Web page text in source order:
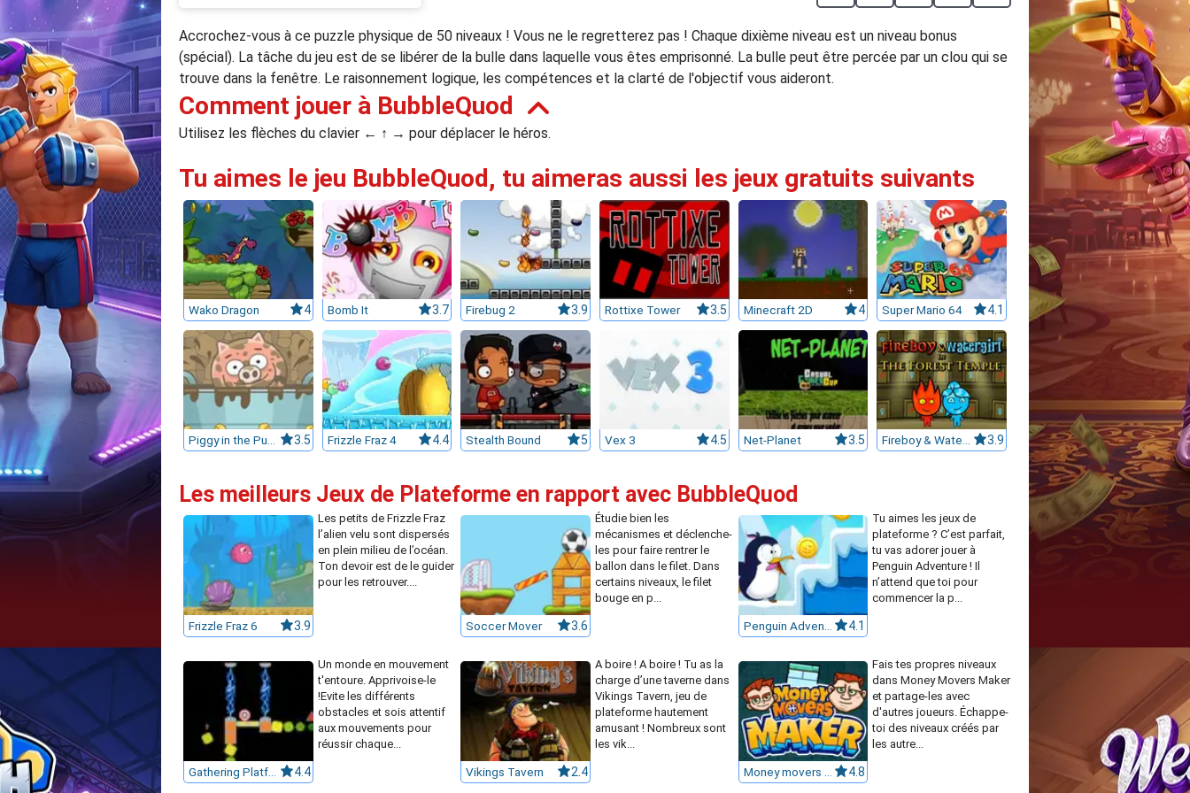
Accrochez-vous à ce puzzle physique de 50 niveaux ! Vous ne le regretterez pas ! Chaque dixième niveau est un niveau bonus
(spécial). La tâche du jeu est de se libérer de la bulle dans laquelle vous êtes emprisonné. La bulle peut être percée par un clou qui se
trouve dans la fenêtre. Le raisonnement logique, les compétences et la clarté de l'objectif vous aideront.
Comment jouer à BubbleQuod
Utilisez les flèches du clavier ← ↑ → pour déplacer le héros.
Tu aimes le jeu BubbleQuod, tu aimeras aussi les jeux gratuits suivants
Wako Dragon 4 Bomb It 3.7 Firebug 2 3.9 Rottixe Tower 3.5 Minecraft 2D 4 Super Mario 64 4.1
Piggy in the Puddle 3.5 Frizzle Fraz 4 4.4 Stealth Bound 5 Vex 3 4.5 Net-Planet 3.5 Fireboy & Watergirl in The Forest Temple 3.9
Les meilleurs Jeux de Plateforme en rapport avec BubbleQuod
Frizzle Fraz 6 3.9
Les petits de Frizzle Fraz
l’alien velu sont dispersés
en plein milieu de l’océan.
Ton devoir est de le guider
pour les retrouver....
Soccer Mover 3.6
Étudie bien les
mécanismes et déclenche-
les pour faire rentrer le
ballon dans le filet. Dans
certains niveaux, le filet
bouge en p...
4.1
Tu aimes les jeux de
plateforme ? C’est parfait,
tu vas adorer jouer à
Penguin Adventure ! Il
n’attend que toi pour
commencer la p...
4.4
Un monde en mouvement
t'entoure. Apprivoise-le
!Evite les différents
obstacles et sois attentif
aux mouvements pour
réussir chaque...
Vikings Tavern 2.4
A boire ! A boire ! Tu as la
charge d’une taverne dans
Vikings Tavern, jeu de
plateforme hautement
amusant ! Nombreux sont
les vik...
4.8
Fais tes propres niveaux
dans Money Movers Maker
et partage-les avec
d'autres joueurs. Échappe-
toi des niveaux créés par
les autre...